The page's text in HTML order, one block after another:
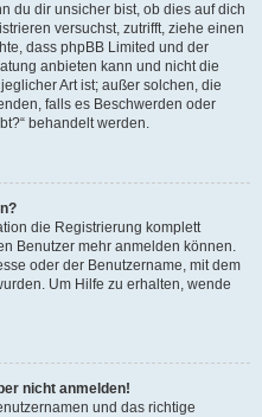
du dir unsicher bist, ob dies auf dich
versuchst, zutrifft, ziehe einen
dass phpBB Limited und der
anbieten kann und nicht die
Art ist; außer solchen, die
falls es Beschwerden oder
behandelt werden.
die Registrierung komplett
Benutzer mehr anmelden können.
oder der Benutzername, mit dem
Um Hilfe zu erhalten, wende
nicht anmelden!
und das richtige